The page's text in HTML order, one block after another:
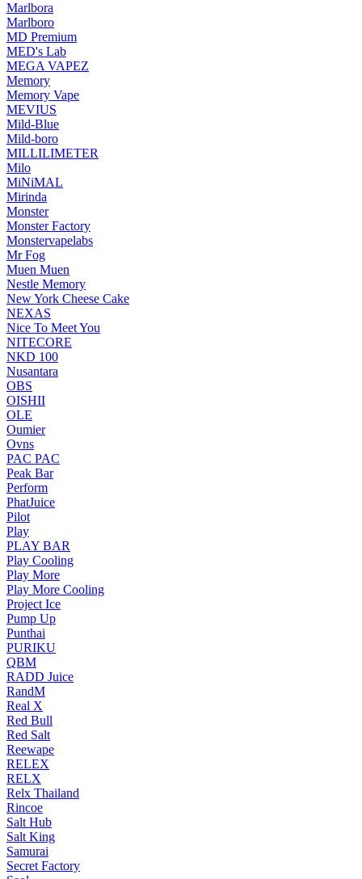
Marlbora
Marlboro
MD Premium
MED's Lab
MEGA VAPEZ
Memory
Memory Vape
MEVIUS
Mild-Blue
Mild-boro
MILLILIMETER
Milo
MiNiMAL
Mirinda
Monster
Monster Factory
Monstervapelabs
Mr Fog
Muen Muen
Nestle Memory
New York Cheese Cake
NEXAS
Nice To Meet You
NITECORE
NKD 100
Nusantara
OBS
OISHII
OLE
Oumier
Ovns
PAC PAC
Peak Bar
Perform
PhatJuice
Pilot
Play
PLAY BAR
Play Cooling
Play More
Play More Cooling
Project Ice
Pump Up
Punthai
PURIKU
QBM
RADD Juice
RandM
Real X
Red Bull
Red Salt
Reewape
RELEX
RELX
Relx Thailand
Rincoe
Salt Hub
Salt King
Samurai
Secret Factory